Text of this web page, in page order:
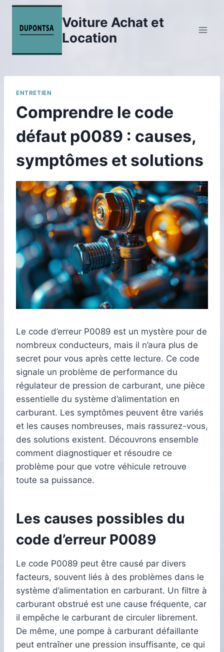
Aller
contenu
Voiture Achat et
Location
ENTRETIEN
Comprendre le code
défaut p0089 : causes,
symptômes et solutions
Le code d’erreur P0089 est un mystère pour de
nombreux conducteurs, mais il n’aura plus de
secret pour vous après cette lecture. Ce code
signale un problème de performance du
régulateur de pression de carburant, une pièce
essentielle du système d’alimentation en
carburant. Les symptômes peuvent être variés
et les causes nombreuses, mais rassurez-vous,
des solutions existent. Découvrons ensemble
comment diagnostiquer et résoudre ce
problème pour que votre véhicule retrouve
toute sa puissance.
Les causes possibles du
code d’erreur P0089
Le code P0089 peut être causé par divers
facteurs, souvent liés à des problèmes dans le
système d’alimentation en carburant. Un filtre à
carburant obstrué est une cause fréquente, car
il empêche le carburant de circuler librement.
De même, une pompe à carburant défaillante
peut entraîner une pression insuffisante, ce qui